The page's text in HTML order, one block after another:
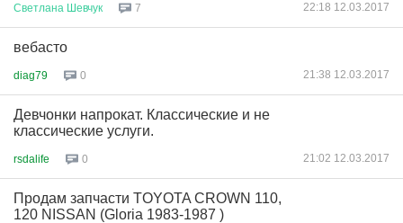
Светлана Шевчук 7 22:18 12.03.2017
вебасто
diag79 0 21:38 12.03.2017
Девчонки напрокат. Классические и не
классические услуги.
rsdalife 0 21:02 12.03.2017
Продам запчасти TOYOTA CROWN 110,
120 NISSAN (Gloria 1983-1987 )